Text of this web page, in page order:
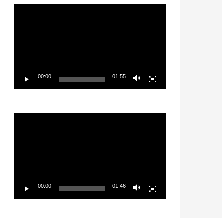
00:00 01:55
00:00 01:46